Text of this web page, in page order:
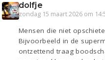
dolfje
zondag 15 maart 2026 om
Mensen die niet
Bijvoorbeeld in de
ontzettend traag